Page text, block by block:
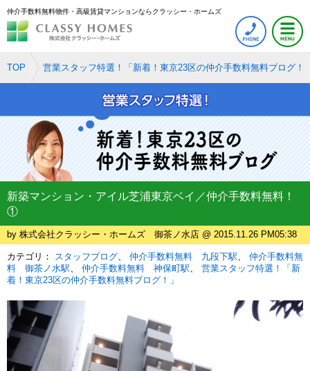
仲介手数料無料物件・高級賃貸マンションならクラッシー・ホームズ
TOP 営業スタッフ特選！「新着！東京23区の仲介手数料無料ブログ！
新築マンション・アイル芝浦東京ベイ／仲介手数料無料！
①
by 株式会社クラッシー・ホームズ 御茶ノ水店 @ 2015.11.26 PM05:38
カテゴリ： スタッフブログ 仲介手数料無料 九段下駅
仲介手数料無
料 御茶ノ水駅
仲介手数料無料 神保町駅
営業スタッフ特選！「新
着！東京23区の仲介手数料無料ブログ！」